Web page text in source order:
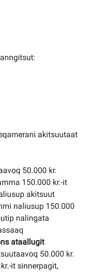
akitsuutaat
50.000 kr.
150.000 kr.-it
akitsuut
naliusup 150.000
nalingata
ataallugit
50.000 kr.
it sinnerpagit,